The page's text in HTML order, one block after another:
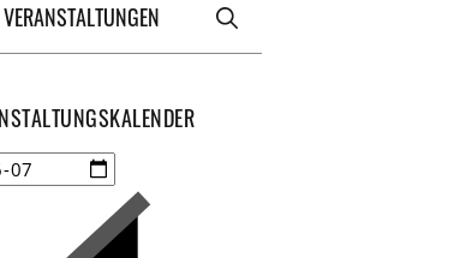
VERANSTALTUNGEN